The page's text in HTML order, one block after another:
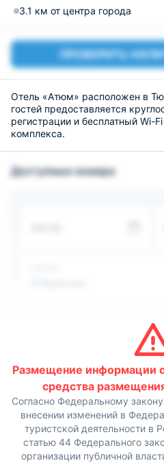
3.1 км от центра города
ПРОВЕРИТЬ
Отель «Атюм» расположен в
гостей предоставляется
регистрации и бесплатный Wi-
комплекса.
техники, сантехники и мебели,
Доступные номера
Размещение информации
средства
Согласно Федеральному
внесении изменений в
туристской деятельности в
статью 44 Федерального
организации публичной